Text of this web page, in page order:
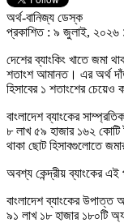
অর্থ-বানিজ্য ডেস্ক
প্রকাশিত : ৯ জুলাই, ২০২৬
দেশের ব্যাংকিং খাতে জমা
শতাংশ আমানত। এর অর্থ
হিসাবের ১ শতাংশের চেয়েও
বাংলাদেশ ব্যাংকের
৮ লাখ ৫৯ হাজার ১৬২ কোটি
থাকা ছোট হিসাবগুলোতে
অবশ্য কেন্দ্রীয় ব্যাংকের এই
বাংলাদেশ ব্যাংকের উপাত্ত
৯১ লাখ ১৮ হাজার ১৮০টি